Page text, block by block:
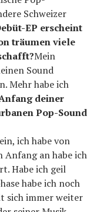
Schweizer
EP erscheint
träumen viele
Mein
Sound
Mehr habe ich
deiner
Pop-Sound
ich habe von
Anfang an habe ich
Habe ich geil
habe ich noch
sich immer weiter